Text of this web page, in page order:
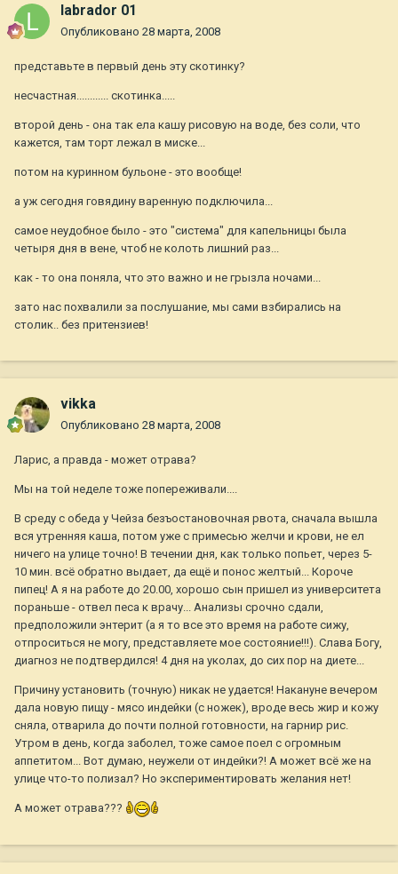
labrador 01
Опубликовано 28 марта, 2008
представьте в первый день эту скотинку?
несчастная............ скотинка.....
второй день - она так ела кашу рисовую на воде, без соли, что
кажется, там торт лежал в миске...
потом на куринном бульоне - это вообще!
а уж сегодня говядину варенную подключила...
самое неудобное было - это "система" для капельницы была
четыря дня в вене, чтоб не колоть лишний раз...
как - то она поняла, что это важно и не грызла ночами...
зато нас похвалили за послушание, мы сами взбирались на
столик.. без притензиев!
vikka
Опубликовано 28 марта, 2008
Ларис, а правда - может отрава?
Мы на той неделе тоже попереживали....
В среду с обеда у Чейза безъостановочная рвота, сначала вышла
вся утренняя каша, потом уже с примесью желчи и крови, не ел
ничего на улице точно! В течении дня, как только попьет, через 5-
10 мин. всё обратно выдает, да ещё и понос желтый... Короче
пипец! А я на работе до 20.00, хорошо сын пришел из университета
пораньше - отвел песа к врачу... Анализы срочно сдали,
предположили энтерит (а я то все это время на работе сижу,
отпроситься не могу, представляете мое состояние!!!). Слава Богу,
диагноз не подтвердился! 4 дня на уколах, до сих пор на диете...
Причину установить (точную) никак не удается! Накануне вечером
дала новую пищу - мясо индейки (с ножек), вроде весь жир и кожу
сняла, отварила до почти полной готовности, на гарнир рис.
Утром в день, когда заболел, тоже самое поел с огромным
аппетитом... Вот думаю, неужели от индейки?! А может всё же на
улице что-то полизал? Но экспериментировать желания нет!
А может отрава???